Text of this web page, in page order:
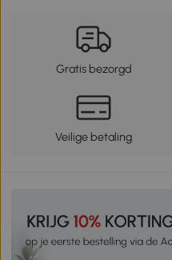
Gratis bezorgd
Veilige betaling